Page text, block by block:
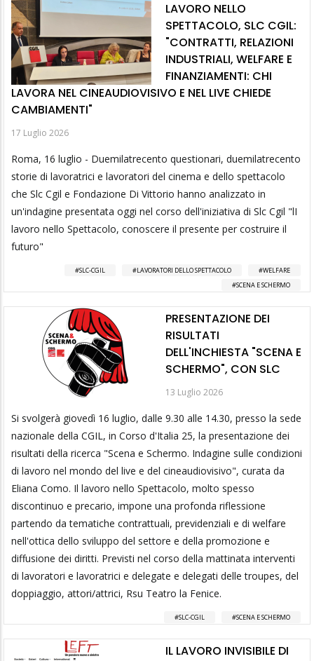
LAVORO NELLO
SPETTACOLO, SLC CGIL:
"CONTRATTI, RELAZIONI
INDUSTRIALI, WELFARE E
FINANZIAMENTI: CHI
LAVORA NEL CINEAUDIOVISIVO E NEL LIVE CHIEDE
CAMBIAMENTI"
17 Luglio 2026
Roma, 16 luglio - Duemilatrecento questionari, duemilatrecento
storie di lavoratrici e lavoratori del cinema e dello spettacolo
che Slc Cgil e Fondazione Di Vittorio hanno analizzato in
un'indagine presentata oggi nel corso dell'iniziativa di Slc Cgil "lI
lavoro nello Spettacolo, conoscere il presente per costruire il
futuro"
SLC-CGIL LAVORATORI DELLO SPETTACOLO
WELFARE
SCENA E SCHERMO
PRESENTAZIONE DEI
RISULTATI
DELL'INCHIESTA "SCENA E
SCHERMO", CON SLC
13 Luglio 2026
Si svolgerà giovedì 16 luglio, dalle 9.30 alle 14.30, presso la sede
nazionale della CGIL, in Corso d'Italia 25, la presentazione dei
risultati della ricerca "Scena e Schermo. Indagine sulle condizioni
di lavoro nel mondo del live e del cineaudiovisivo", curata da
Eliana Como. Il lavoro nello Spettacolo, molto spesso
discontinuo e precario, impone una profonda riflessione
partendo da tematiche contrattuali, previdenziali e di welfare
nell'ottica dello sviluppo del settore e della promozione e
diffusione dei diritti. Previsti nel corso della mattinata interventi
di lavoratori e lavoratrici e delegate e delegati delle troupes, del
doppiaggio, attori/attrici, Rsu Teatro la Fenice.
SLC-CGIL SCENA E SCHERMO
IL LAVORO INVISIBILE DI